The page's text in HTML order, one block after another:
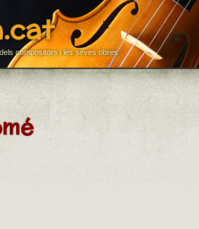
compositors i les seves obres